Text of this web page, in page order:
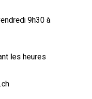
9h30 à
les heures